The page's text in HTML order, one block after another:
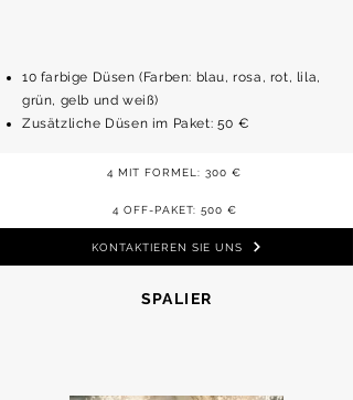
10 farbige Düsen (Farben: blau, rosa, rot, lila,
grün, gelb und weiß)
Zusätzliche Düsen im Paket: 50 €
4 MIT FORMEL: 300 €
4 OFF-PAKET: 500 €
KONTAKTIEREN SIE UNS
SPALIER